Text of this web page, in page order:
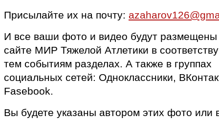
Присылайте их на почту:
И все ваши фото и видео будут размещены
сайте МИР Тяжелой Атлетики в
тем событиям разделах. А также в группах
социальных сетей: Одноклассники,
Fasebook.
Вы будете указаны автором этих фото или